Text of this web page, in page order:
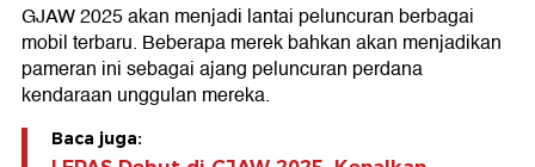
GJAW 2025 akan menjadi lantai peluncuran berbagai
mobil terbaru. Beberapa merek bahkan akan menjadikan
pameran ini sebagai ajang peluncuran perdana
kendaraan unggulan mereka.
Baca juga: